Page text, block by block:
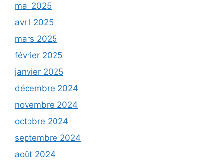
mai 2025
avril 2025
mars 2025
février 2025
janvier 2025
décembre 2024
novembre 2024
octobre 2024
septembre 2024
août 2024